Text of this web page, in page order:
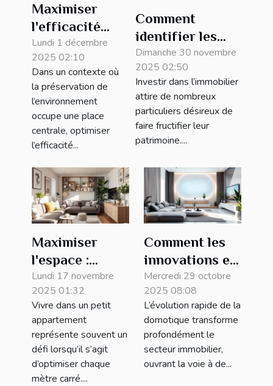
Maximiser
l'efficacité
énergétique :
innovations
pour
propriétés
écologiques
Lundi 1 décembre
2025 02:10
Dans un contexte où
la préservation de
l’environnement
occupe une place
centrale, optimiser
l’efficacité...
Comment
identifier les
meilleures
opportunités
d'investissement
immobilier ?
Dimanche 30 novembre
2025 02:50
Investir dans l’immobilier
attire de nombreux
particuliers désireux de
faire fructifier leur
patrimoine....
Maximiser
l'espace :
conseils pour
petits
appartements
Lundi 17 novembre
2025 01:32
Vivre dans un petit
appartement
représente souvent un
défi lorsqu’il s’agit
d’optimiser chaque
mètre carré....
Comment les
innovations en
domotique
augmentent la
valeur des
biens
immobiliers ?
Mercredi 29 octobre
2025 08:08
L’évolution rapide de la
domotique transforme
profondément le
secteur immobilier,
ouvrant la voie à de...